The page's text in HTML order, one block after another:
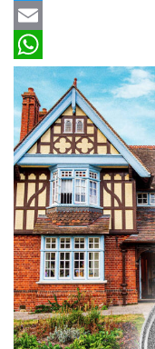
Twitter
Email
WhatsApp